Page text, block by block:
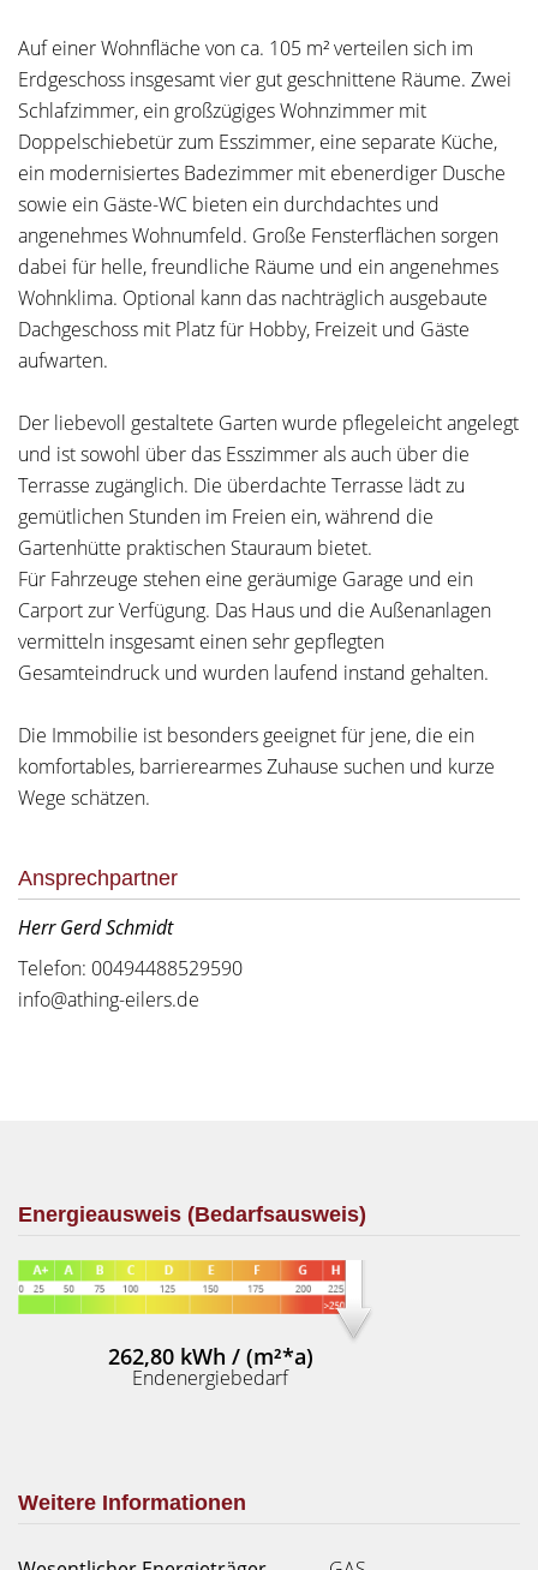
Auf einer Wohnfläche von ca. 105 m² verteilen sich im
Erdgeschoss insgesamt vier gut geschnittene Räume. Zwei
Schlafzimmer, ein großzügiges Wohnzimmer mit
Doppelschiebetür zum Esszimmer, eine separate Küche,
ein modernisiertes Badezimmer mit ebenerdiger Dusche
sowie ein Gäste-WC bieten ein durchdachtes und
angenehmes Wohnumfeld. Große Fensterflächen sorgen
dabei für helle, freundliche Räume und ein angenehmes
Wohnklima. Optional kann das nachträglich ausgebaute
Dachgeschoss mit Platz für Hobby, Freizeit und Gäste
aufwarten.
Der liebevoll gestaltete Garten wurde pflegeleicht angelegt
und ist sowohl über das Esszimmer als auch über die
Terrasse zugänglich. Die überdachte Terrasse lädt zu
gemütlichen Stunden im Freien ein, während die
Gartenhütte praktischen Stauraum bietet.
Für Fahrzeuge stehen eine geräumige Garage und ein
Carport zur Verfügung. Das Haus und die Außenanlagen
vermitteln insgesamt einen sehr gepflegten
Gesamteindruck und wurden laufend instand gehalten.
Die Immobilie ist besonders geeignet für jene, die ein
komfortables, barrierearmes Zuhause suchen und kurze
Wege schätzen.
Ansprechpartner
Herr Gerd Schmidt
Telefon: 00494488529590
info@athing-eilers.de
Energieausweis (Bedarfsausweis)
262,80 kWh / (m²*a)
Endenergiebedarf
Weitere Informationen